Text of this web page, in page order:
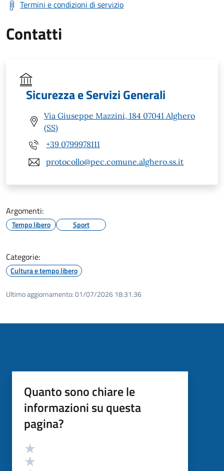
Termini e condizioni di servizio
Contatti
Sicurezza e Servizi Generali
Via Giuseppe Mazzini, 184 07041 Alghero
(SS)
+39 0799978111
protocollo@pec.comune.alghero.ss.it
Argomenti:
Tempo libero Sport
Categorie:
Cultura e tempo libero
Ultimo aggiornamento:01/07/2026 18:31.36
Quanto sono chiare le
informazioni su questa
pagina?
Valutazione